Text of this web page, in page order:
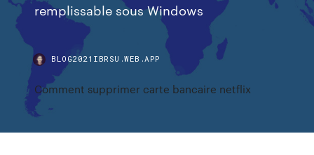
remplissable sous Windows
BLOG2021IBRSU.WEB.APP
Comment supprimer carte bancaire netflix